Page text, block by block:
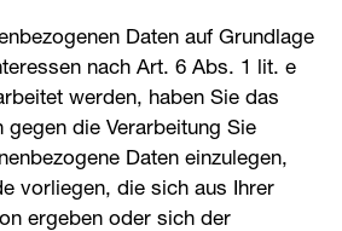
Daten auf Grundlage
nach Art. 6 Abs. 1 lit. e
werden, haben Sie das
die Verarbeitung Sie
Daten einzulegen,
vorliegen, die sich aus Ihrer
ergeben oder sich der